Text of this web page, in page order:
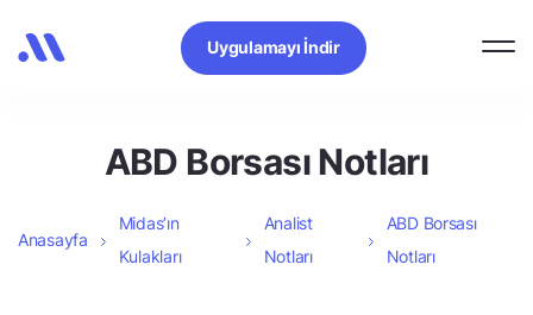
Uygulamayı İndir
ABD Borsası Notları
Anasayfa
Midas’ın
Kulakları
Analist
Notları
ABD Borsası
Notları